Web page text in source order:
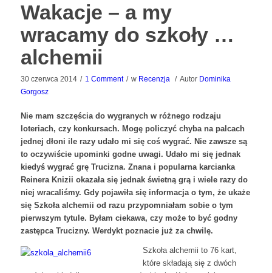
Wakacje – a my
wracamy do szkoły …
alchemii
30 czerwca 2014 / 1 Comment / w Recenzja / Autor Dominika
Gorgosz
Nie mam szczęścia do wygranych w różnego rodzaju
loteriach, czy konkursach. Mogę policzyć chyba na palcach
jednej dłoni ile razy udało mi się coś wygrać. Nie zawsze są
to oczywiście upominki godne uwagi. Udało mi się jednak
kiedyś wygrać grę Trucizna. Znana i popularna karcianka
Reinera Knizii okazała się jednak świetną grą i wiele razy do
niej wracaliśmy. Gdy pojawiła się informacja o tym, że ukaże
się Szkoła alchemii od razu przypomniałam sobie o tym
pierwszym tytule. Byłam ciekawa, czy może to być godny
zastępca Trucizny. Werdykt poznacie już za chwilę.
Szkoła alchemii to 76 kart,
które składają się z dwóch